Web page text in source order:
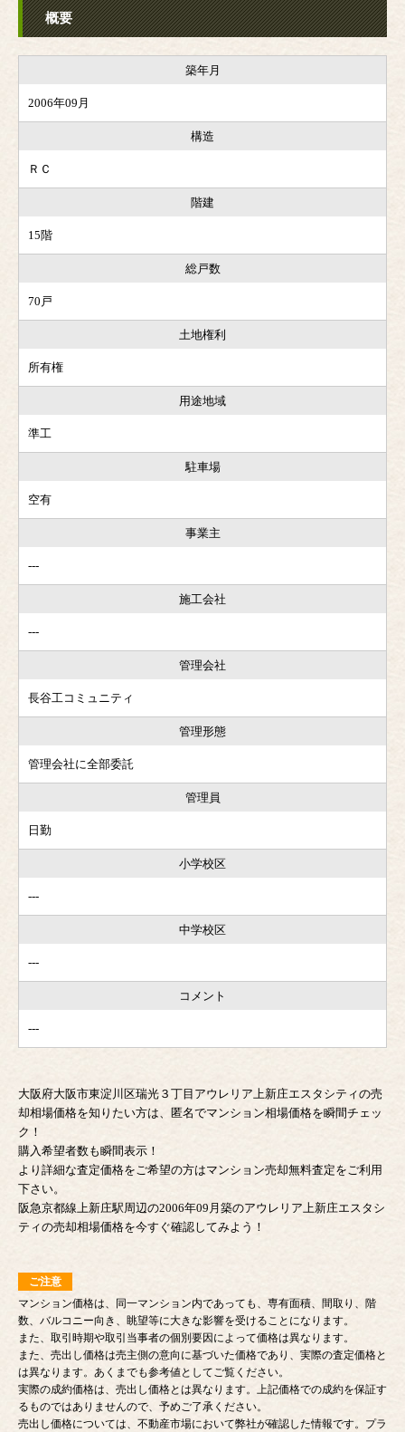
概要
築年月
2006年09月
構造
ＲＣ
階建
15階
総戸数
70戸
土地権利
所有権
用途地域
準工
駐車場
空有
事業主
---
施工会社
---
管理会社
長谷工コミュニティ
管理形態
管理会社に全部委託
管理員
日勤
小学校区
---
中学校区
---
コメント
---
大阪府大阪市東淀川区瑞光３丁目アウレリア上新庄エスタシティの売
却相場価格を知りたい方は、匿名でマンション相場価格を瞬間チェッ
ク！
購入希望者数も瞬間表示！
より詳細な査定価格をご希望の方はマンション売却無料査定をご利用
下さい。
阪急京都線上新庄駅周辺の2006年09月築のアウレリア上新庄エスタシ
ティの売却相場価格を今すぐ確認してみよう！
ご注意
マンション価格は、同一マンション内であっても、専有面積、間取り、階
数、バルコニー向き、眺望等に大きな影響を受けることになります。
また、取引時期や取引当事者の個別要因によって価格は異なります。
また、売出し価格は売主側の意向に基づいた価格であり、実際の査定価格と
は異なります。あくまでも参考値としてご覧ください。
実際の成約価格は、売出し価格とは異なります。上記価格での成約を保証す
るものではありませんので、予めご了承ください。
売出し価格については、不動産市場において弊社が確認した情報です。プラ